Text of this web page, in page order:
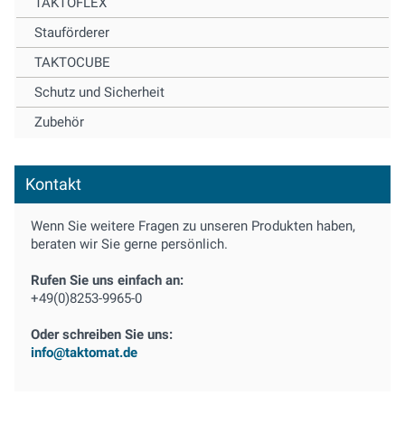
Stauförderer
TAKTOCUBE
Schutz und Sicherheit
Zubehör
Kontakt
Wenn Sie weitere Fragen zu unseren Produkten haben,
beraten wir Sie gerne persönlich.
Rufen Sie uns einfach an:
+49(0)8253-9965-0
Oder schreiben Sie uns:
info@taktomat.de